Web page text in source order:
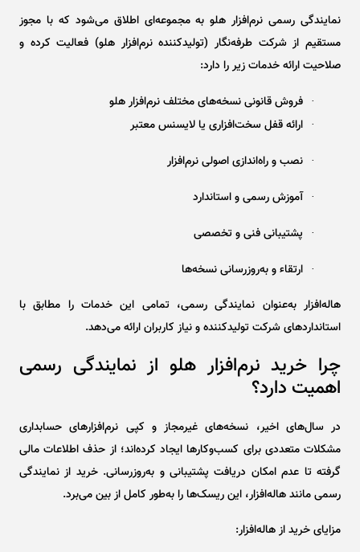
نمایندگی رسمی نرم‌افزار هلو به مجموعه‌ای اطلاق می‌شود که با مجوز
مستقیم از شرکت طرفه‌نگار (تولیدکننده نرم‌افزار هلو) فعالیت کرده و
صلاحیت ارائه خدمات زیر را دارد:
· فروش قانونی نسخه‌های مختلف نرم‌افزار هلو
· ارائه قفل سخت‌افزاری یا لایسنس معتبر
· نصب و راه‌اندازی اصولی نرم‌افزار
· آموزش رسمی و استاندارد
· پشتیبانی فنی و تخصصی
·
ارتقاء و به‌روزرسانی نسخه‌ها
هاله‌افزار به‌عنوان نمایندگی رسمی، تمامی این خدمات را مطابق با
استانداردهای شرکت تولیدکننده و نیاز کاربران ارائه می‌دهد.
چرا خرید نرم‌افزار هلو از نمایندگی رسمی
اهمیت دارد؟
در سال‌های اخیر، نسخه‌های غیرمجاز و کپی نرم‌افزارهای حسابداری
مشکلات متعددی برای کسب‌وکارها ایجاد کرده‌اند؛ از حذف اطلاعات مالی
گرفته تا عدم امکان دریافت پشتیبانی و به‌روزرسانی. خرید از نمایندگی
رسمی مانند هاله‌افزار، این ریسک‌ها را به‌طور کامل از بین می‌برد.
مزایای خرید از هاله‌افزار: